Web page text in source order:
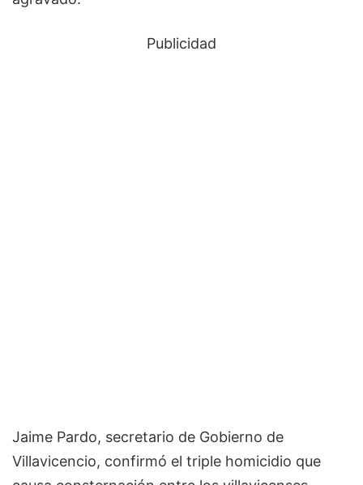
Publicidad
Jaime Pardo, secretario de Gobierno de
Villavicencio, confirmó el triple homicidio que